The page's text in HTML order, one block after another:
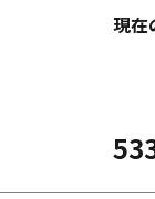
現在